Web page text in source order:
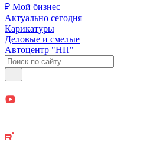
₽ Мой бизнес
Актуально сегодня
Карикатуры
Деловые и смелые
Автоцентр "НП"